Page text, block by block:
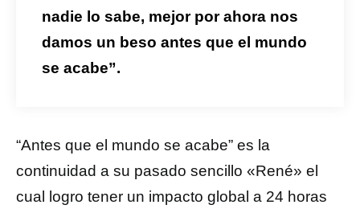
nadie lo sabe, mejor por ahora nos
damos un beso antes que el mundo
se acabe”.
“Antes que el mundo se acabe” es la
continuidad a su pasado sencillo «René» el
cual logro tener un impacto global a 24 horas